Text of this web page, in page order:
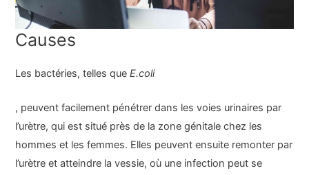
Causes
Les bactéries, telles queE.coli
, peuvent facilement pénétrer dans les voies urinaires par
l’urètre, qui est situé près de la zone génitale chez les
hommes et les femmes. Elles peuvent ensuite remonter par
l’urètre et atteindre la vessie, où une infection peut se